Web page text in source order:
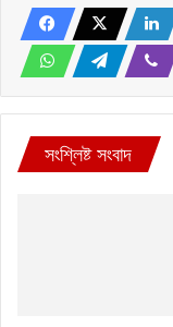
সংশ্লিষ্ট সংবাদ